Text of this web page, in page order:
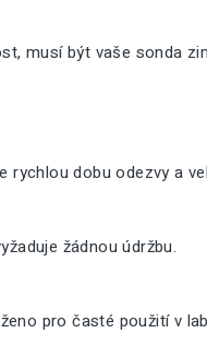
musí být vaše sonda
rychlou dobu odezvy a
žádnou údržbu.
pro časté použití v